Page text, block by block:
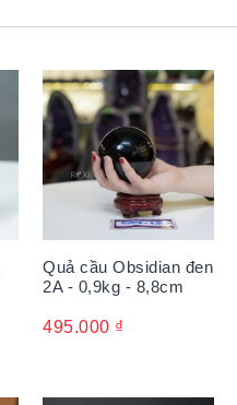
Quả cầu Obsidian đen
2A - 0,9kg - 8,8cm
495.000 ₫